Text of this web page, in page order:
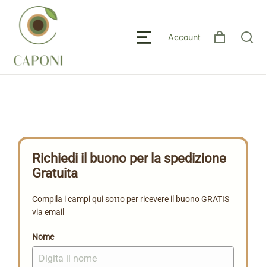
Account
Richiedi il buono per la spedizione
Gratuita
Compila i campi qui sotto per ricevere il buono GRATIS
via email
Nome